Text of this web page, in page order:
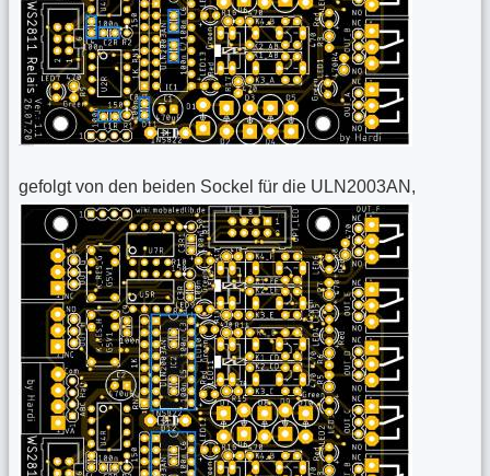
gefolgt von den beiden Sockel für die ULN2003AN,